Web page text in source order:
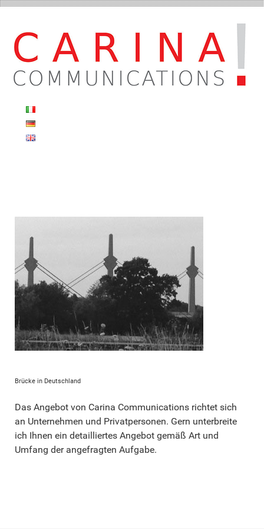
Brücke in Deutschland
Das Angebot von Carina Communications richtet sich
an Unternehmen und Privatpersonen. Gern unterbreite
ich Ihnen ein detailliertes Angebot gemäß Art und
Umfang der angefragten Aufgabe.